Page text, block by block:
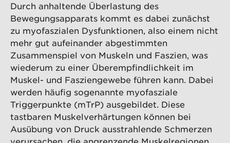
Durch anhaltende Überlastung des
Bewegungsapparats kommt es dabei zunächst
zu myofaszialen Dysfunktionen, also einem nicht
mehr gut aufeinander abgestimmten
Zusammenspiel von Muskeln und Faszien, was
wiederum zu einer Überempfindlichkeit im
Muskel- und Fasziengewebe führen kann. Dabei
werden häufig sogenannte myofasziale
Triggerpunkte (mTrP) ausgebildet. Diese
tastbaren Muskelverhärtungen können bei
Ausübung von Druck ausstrahlende Schmerzen